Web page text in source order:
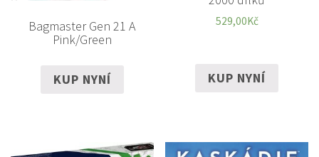
Bagmaster Gen 21 A
Pink/Green
KUP NYNÍ
529,00Kč
KUP NYNÍ